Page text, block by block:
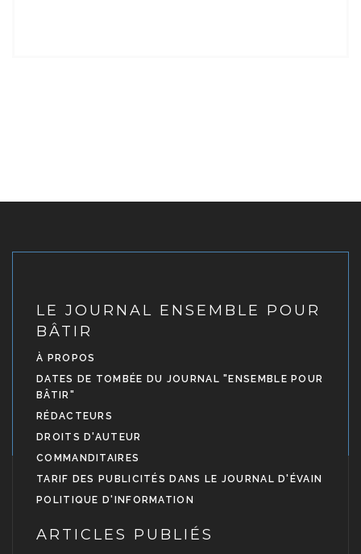
LE JOURNAL ENSEMBLE POUR
BÂTIR
À PROPOS
DATES DE TOMBÉE DU JOURNAL "ENSEMBLE POUR
BÂTIR"
RÉDACTEURS
DROITS D'AUTEUR
COMMANDITAIRES
TARIF DES PUBLICITÉS DANS LE JOURNAL D'ÉVAIN
POLITIQUE D'INFORMATION
ARTICLES PUBLIÉS